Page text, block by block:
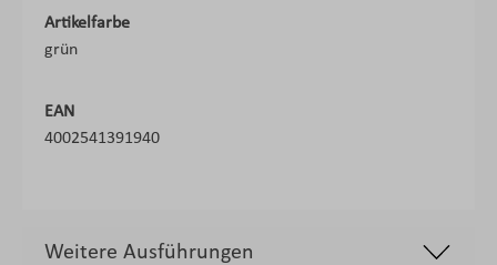
Artikelfarbe
grün
EAN
4002541391940
Weitere Ausführungen